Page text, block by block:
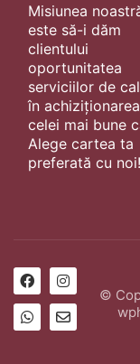
Misiunea
este să-i dăm
clientului
oportunitatea
serviciilor de
în achiziționarea
celei mai bune
Alege cartea ta
preferată cu noi!
©